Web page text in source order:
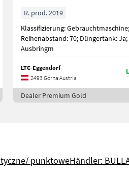
R. prod. 2019
Klassifizierung: Gebrauchtmaschine;
Reihenabstand: 70; Düngertank: Ja;
Ausbringm
LTC-Eggendorf
2493 Górna Austria
Dealer Premium Gold
punktoweHändler: